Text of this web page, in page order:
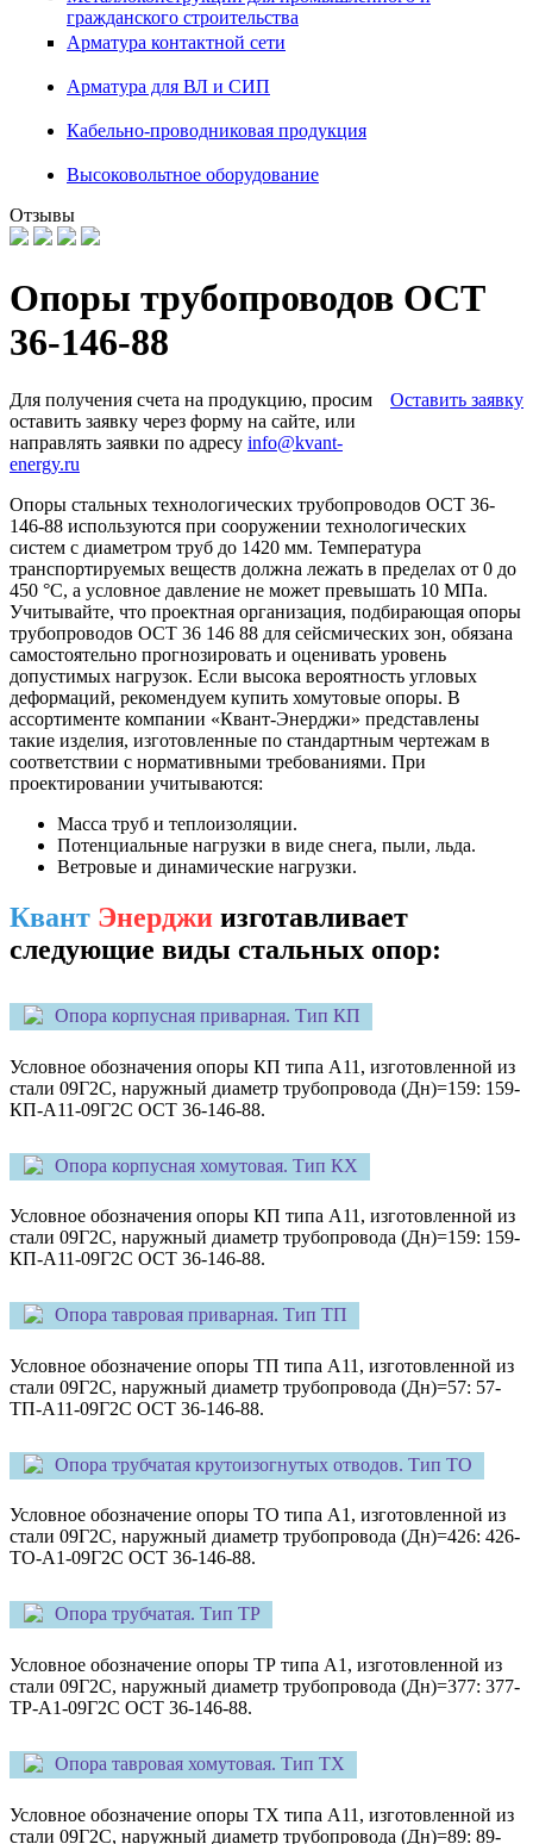
гражданского строительства
Арматура контактной сети
Арматура для ВЛ и СИП
Кабельно-проводниковая продукция
Высоковольтное оборудование
Отзывы
Опоры трубопроводов ОСТ
36-146-88
Для получения счета на продукцию, просим
оставить заявку через форму на сайте, или
направлять заявки по адресу info@kvant-
energy.ru
Оставить заявку
Опоры стальных технологических трубопроводов ОСТ 36-
146-88 используются при сооружении технологических
систем с диаметром труб до 1420 мм. Температура
транспортируемых веществ должна лежать в пределах от 0 до
450 °C, а условное давление не может превышать 10 МПа.
Учитывайте, что проектная организация, подбирающая опоры
трубопроводов ОСТ 36 146 88 для сейсмических зон, обязана
самостоятельно прогнозировать и оценивать уровень
допустимых нагрузок. Если высока вероятность угловых
деформаций, рекомендуем купить хомутовые опоры. В
ассортименте компании «Квант-Энерджи» представлены
такие изделия, изготовленные по стандартным чертежам в
соответствии с нормативными требованиями. При
проектировании учитываются:
Масса труб и теплоизоляции.
Потенциальные нагрузки в виде снега, пыли, льда.
Ветровые и динамические нагрузки.
Квант Энерджи изготавливает
следующие виды стальных опор:
Опора корпусная приварная. Тип КП
Условное обозначения опоры КП типа А11, изготовленной из
стали 09Г2С, наружный диаметр трубопровода (Дн)=159: 159-
КП-А11-09Г2С ОСТ 36-146-88.
Опора корпусная хомутовая. Тип КХ
Условное обозначения опоры КП типа А11, изготовленной из
стали 09Г2С, наружный диаметр трубопровода (Дн)=159: 159-
КП-А11-09Г2С ОСТ 36-146-88.
Опора тавровая приварная. Тип ТП
Условное обозначение опоры ТП типа А11, изготовленной из
стали 09Г2С, наружный диаметр трубопровода (Дн)=57: 57-
ТП-А11-09Г2С ОСТ 36-146-88.
Опора трубчатая крутоизогнутых отводов. Тип ТО
Условное обозначение опоры ТО типа А1, изготовленной из
стали 09Г2С, наружный диаметр трубопровода (Дн)=426: 426-
ТО-А1-09Г2С ОСТ 36-146-88.
Опора трубчатая. Тип ТР
Условное обозначение опоры ТР типа А1, изготовленной из
стали 09Г2С, наружный диаметр трубопровода (Дн)=377: 377-
ТР-А1-09Г2С ОСТ 36-146-88.
Опора тавровая хомутовая. Тип ТХ
Условное обозначение опоры ТХ типа А11, изготовленной из
стали 09Г2С, наружный диаметр трубопровода (Дн)=89: 89-